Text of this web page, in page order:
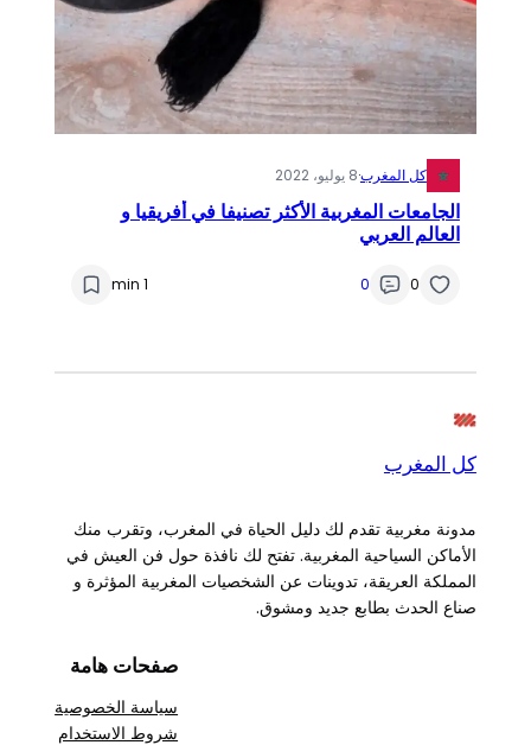
كل المغرب·8 يوليو، 2022
الجامعات المغربية الأكثر تصنيفا في أفريقيا و
العالم العربي
0
0
1 min
كل المغرب
مدونة مغربية تقدم لك دليل الحياة في المغرب، وتقرب منك
الأماكن السياحية المغربية. تفتح لك نافذة حول فن العيش في
المملكة العريقة، تدوينات عن الشخصيات المغربية المؤثرة و
صناع الحدث بطابع جديد ومشوق.
صفحات هامة
سياسة الخصوصية
شروط الاستخدام